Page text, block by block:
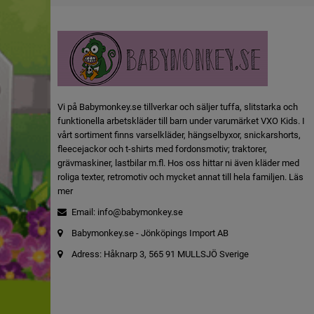
Vi på Babymonkey.se tillverkar och säljer tuffa, slitstarka och
funktionella arbetskläder till barn under varumärket VXO Kids. I
vårt sortiment finns varselkläder, hängselbyxor, snickarshorts,
fleecejackor och t-shirts med fordonsmotiv; traktorer,
grävmaskiner, lastbilar m.fl. Hos oss hittar ni även kläder med
roliga texter, retromotiv och mycket annat till hela familjen. Läs
mer
Email: info@babymonkey.se
Babymonkey.se - Jönköpings Import AB
Adress: Håknarp 3, 565 91 MULLSJÖ Sverige